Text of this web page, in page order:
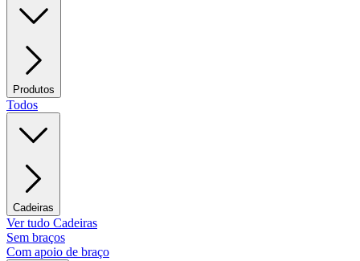
Produtos
Todos
Cadeiras
Ver tudo Cadeiras
Sem braços
Com apoio de braço